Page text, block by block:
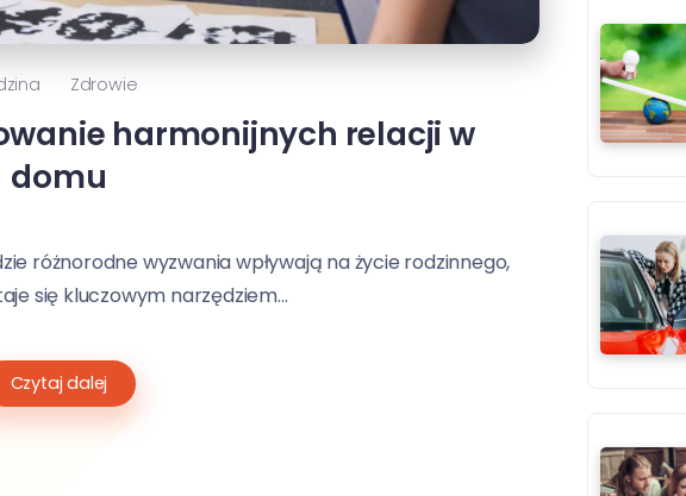
Zdrowie
harmonijnych relacji w
domu
różnorodne wyzwania wpływają na życie rodzinnego,
się kluczowym narzędziem...
Czytaj dalej